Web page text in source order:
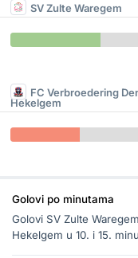
SV Zulte Waregem
FC Verbroedering
Hekelgem
Golovi po minutama
Golovi SV Zulte
Hekelgem u 10. i 15.